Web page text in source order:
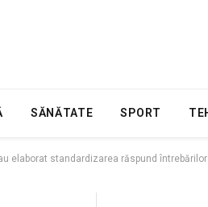
SĂNĂTATE SPORT
elaborat standardizarea răspund